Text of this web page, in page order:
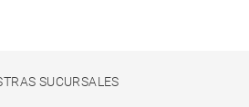
SUCURSALES